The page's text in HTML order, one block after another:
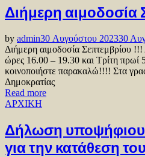
Διήμερη αιμοδοσία
by admin30 Αυγούστου 202330
Διήμερη αιμοδοσία Σεπτεμβρίου
ώρες 16.00 – 19.30 και Τρίτη
κοινοποιήστε παρακαλώ!!!! Στα
Δημοκρατίας
Read more
ΑΡΧΙΚΗ
Δήλωση υποψήφιου
για την κατάθεση